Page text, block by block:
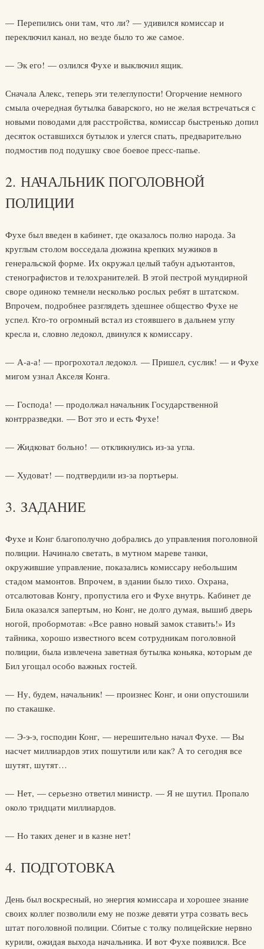
— Перепились они там, что ли? — удивился комиссар и
переключил канал, но везде было то же самое.
— Эк его! — озлился Фухе и выключил ящик.
Сначала Алекс, теперь эти телеглупости! Огорчение немного
смыла очередная бутылка баварского, но не желая встречаться с
новыми поводами для расстройства, комиссар быстренько допил
десяток оставшихся бутылок и улегся спать, предварительно
подмостив под подушку свое боевое пресс-папье.
2. НАЧАЛЬНИК ПОГОЛОВНОЙ
ПОЛИЦИИ
Фухе был введен в кабинет, где оказалось полно народа. За
круглым столом восседала дюжина крепких мужиков в
генеральской форме. Их окружал целый табун адъютантов,
стенографистов и телохранителей. В этой пестрой мундирной
своре одиноко темнели несколько рослых ребят в штатском.
Впрочем, подробнее разглядеть здешнее общество Фухе не
успел. Кто-то огромный встал из стоявшего в дальнем углу
кресла и, словно ледокол, двинулся к комиссару.
— А-а-а! — прогрохотал ледокол. — Пришел, суслик! — и Фухе
мигом узнал Акселя Конга.
— Господа! — продолжал начальник Государственной
контрразведки. — Вот это и есть Фухе!
— Жидковат больно! — откликнулись из-за угла.
— Худоват! — подтвердили из-за портьеры.
3. ЗАДАНИЕ
Фухе и Конг благополучно добрались до управления поголовной
полиции. Начинало светать, в мутном мареве танки,
окружившие управление, показались комиссару небольшим
стадом мамонтов. Впрочем, в здании было тихо. Охрана,
отсалютовав Конгу, пропустила его и Фухе внутрь. Кабинет де
Била оказался запертым, но Конг, не долго думая, вышиб дверь
ногой, пробормотав: «Все равно новый замок ставить!» Из
тайника, хорошо известного всем сотрудникам поголовной
полиции, была извлечена заветная бутылка коньяка, которым де
Бил угощал особо важных гостей.
— Ну, будем, начальник! — произнес Конг, и они опустошили
по стакашке.
— Э-э-э, господин Конг, — нерешительно начал Фухе. — Вы
насчет миллиардов этих пошутили или как? А то сегодня все
шутят, шутят…
— Нет, — серьезно ответил министр. — Я не шутил. Пропало
около тридцати миллиардов.
— Но таких денег и в казне нет!
4. ПОДГОТОВКА
День был воскресный, но энергия комиссара и хорошее знание
своих коллег позволили ему не позже девяти утра созвать весь
штат поголовной полиции. Сбитые с толку полицейские нервно
курили, ожидая выхода начальника. И вот Фухе появился. Все